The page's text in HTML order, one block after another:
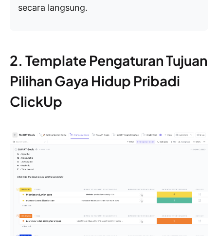
secara langsung.
2. Template Pengaturan Tujuan
Pilihan Gaya Hidup Pribadi
ClickUp